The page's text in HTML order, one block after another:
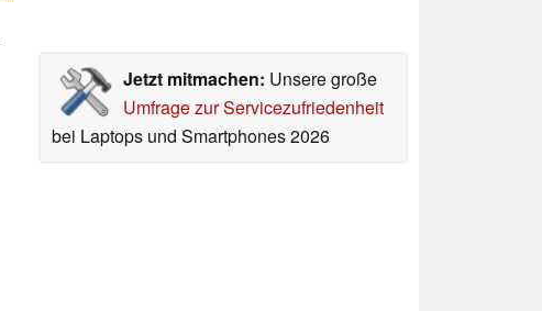
Jetzt mitmachen: Unsere große
Umfrage zur Servicezufriedenheit
bei Laptops und Smartphones 2026